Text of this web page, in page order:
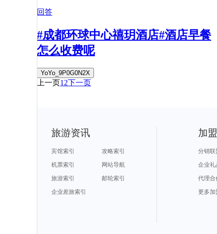
回答
#成都环球中心禧玥酒店#酒店早餐
怎么收费呢
YoYo_9P0G0N2X
上一页1 2下一页
旅游资讯
宾馆索引
攻略索引
机票索引
网站导航
旅游索引
邮轮索引
企业差旅索引
加
分销联
企业礼
代理合
更多加